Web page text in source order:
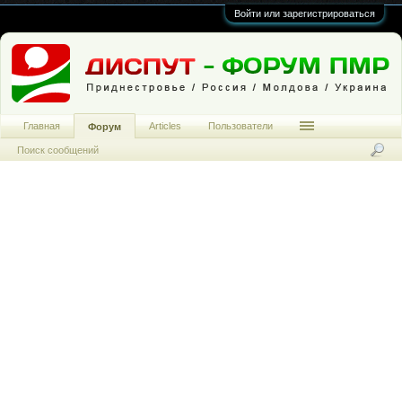
Войти или зарегистрироваться
Главная Форум
Поиск сообщений
Articles Пользователи